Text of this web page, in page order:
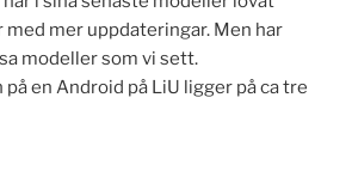
med mer uppdateringar. Men har
modeller som vi sett.
en Android på LiU ligger på ca tre